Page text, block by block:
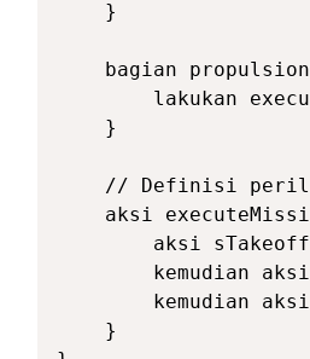
    }
bagian
lakukan
    }
// Definisi
aksi
aksi
kemudian
kemudian
    }